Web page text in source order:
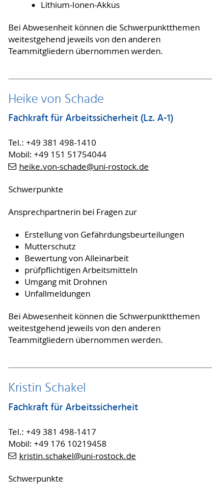
Lithium-Ionen-Akkus
Bei Abwesenheit können die Schwerpunktthemen
weitestgehend jeweils von den anderen
Teammitgliedern übernommen werden.
Heike von Schade
Fachkraft für Arbeitssicherheit (Lz. A-1)
Tel.: +49 381 498-1410
Mobil: +49 151 51754044
heike.von-schade@uni-rostock.de
Schwerpunkte
Ansprechpartnerin bei Fragen zur
Erstellung von Gefährdungsbeurteilungen
Mutterschutz
Bewertung von Alleinarbeit
prüfpflichtigen Arbeitsmitteln
Umgang mit Drohnen
Unfallmeldungen
Bei Abwesenheit können die Schwerpunktthemen
weitestgehend jeweils von den anderen
Teammitgliedern übernommen werden.
Kristin Schakel
Fachkraft für Arbeitssicherheit
Tel.: +49 381 498-1417
Mobil: +49 176 10219458
kristin.schakel@uni-rostock.de
Schwerpunkte